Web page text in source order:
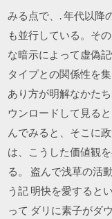
みる点で、. 年代以降
も並行している。そ
な暗示によって虚偽
タイプとの関係性を
あり方が明解なかた
ウンロードして見る
んでみると、そこに
は、こうした価値観
る。 盗んで浅草の活
う記 明快を愛すると
って ダリに素子がダ